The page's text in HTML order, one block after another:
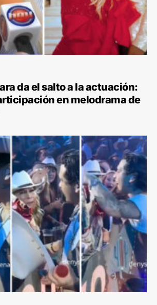
da el salto a la actuación:
en melodrama de